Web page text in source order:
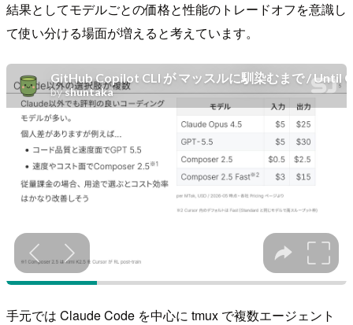
結果としてモデルごとの価格と性能のトレードオフを意識し
て使い分ける場面が増えると考えています。
手元では Claude Code を中心に tmux で複数エージェント